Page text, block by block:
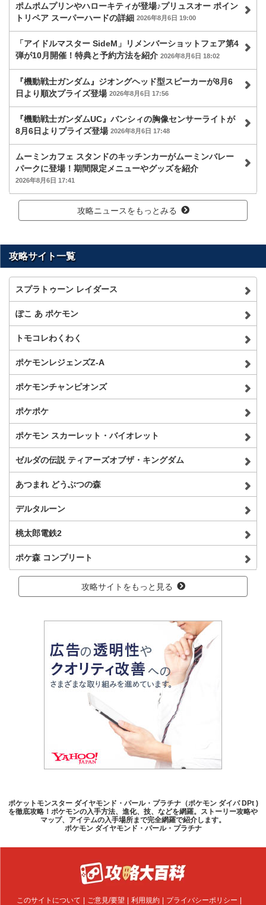
ポムポムプリンやハローキティが登場♪プリュスオー ポイン
トリペア スーパーハードの詳細 2026年8月6日 19:00
「アイドルマスター SideM」リメンバーショットフェア第4
弾が10月開催！特典と予約方法を紹介 2026年8月6日 18:02
『機動戦士ガンダム』ジオングヘッド型スピーカーが8月6
日より順次プライズ登場 2026年8月6日 17:56
『機動戦士ガンダムUC』バンシィの胸像センサーライトが
8月6日よりプライズ登場 2026年8月6日 17:48
ムーミンカフェ スタンドのキッチンカーがムーミンバレー
パークに登場！期間限定メニューやグッズを紹介
2026年8月6日 17:41
攻略ニュースをもっとみる
攻略サイト一覧
スプラトゥーン レイダース
ぽこ あ ポケモン
トモコレわくわく
ポケモンレジェンズZ-A
ポケモンチャンピオンズ
ポケポケ
ポケモン スカーレット・バイオレット
ゼルダの伝説 ティアーズオブザ・キングダム
あつまれ どうぶつの森
デルタルーン
桃太郎電鉄2
ポケ森 コンプリート
攻略サイトをもっと見る
ポケットモンスター ダイヤモンド・パール・プラチナ（ポケモン ダイパ DPt )
を徹底攻略！ポケモンの入手方法、進化、技、などを網羅。ストーリー攻略や
マップ、アイテムの入手場所まで完全網羅で紹介します。
ポケモン ダイヤモンド・パール・プラチナ
このサイトについて ご意見/要望 利用規約 プライバシーポリシー